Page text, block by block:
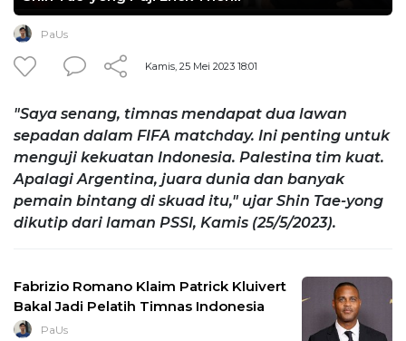
PaUs
Kamis, 25 Mei 2023 18:01
"Saya senang, timnas mendapat dua lawan
sepadan dalam FIFA matchday. Ini penting untuk
menguji kekuatan Indonesia. Palestina tim kuat.
Apalagi Argentina, juara dunia dan banyak
pemain bintang di skuad itu," ujar Shin Tae-yong
dikutip dari laman PSSI, Kamis (25/5/2023).
Fabrizio Romano Klaim Patrick Kluivert
Bakal Jadi Pelatih Timnas Indonesia
PaUs